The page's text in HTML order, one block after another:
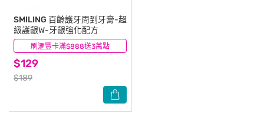
刷滙豐卡滿$888送3萬點
SMILING 百齡護牙周到牙膏-超
級護齦W-牙齦強化配方
$129
$189
(1)